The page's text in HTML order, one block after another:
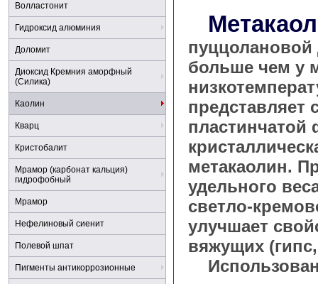
Волластонит
Гидроксид алюминия
Доломит
Диоксид Кремния аморфный
(Силика)
Каолин
Кварц
Кристобалит
Мрамор (карбонат кальция)
гидрофобный
Мрамор
Нефелиновый сиенит
Полевой шпат
Пигменты антикоррозионные
пуццолановой
больше чем у
представляет
метакаолин.
удельного
светло-
улучшает
вяжущих